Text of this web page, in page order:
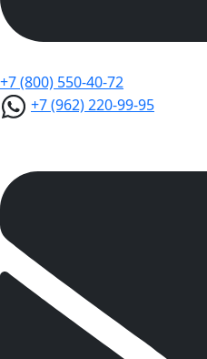
+7 (800) 550-40-72
+7 (962) 220-99-95